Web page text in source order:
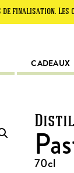
Les
CADEAUX
70cl